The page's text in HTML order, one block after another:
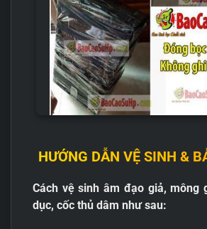
HƯỚNG DẪN VỆ SINH &
Cách vệ sinh âm đạo giả, mông
dục, cốc thủ dâm như sau: